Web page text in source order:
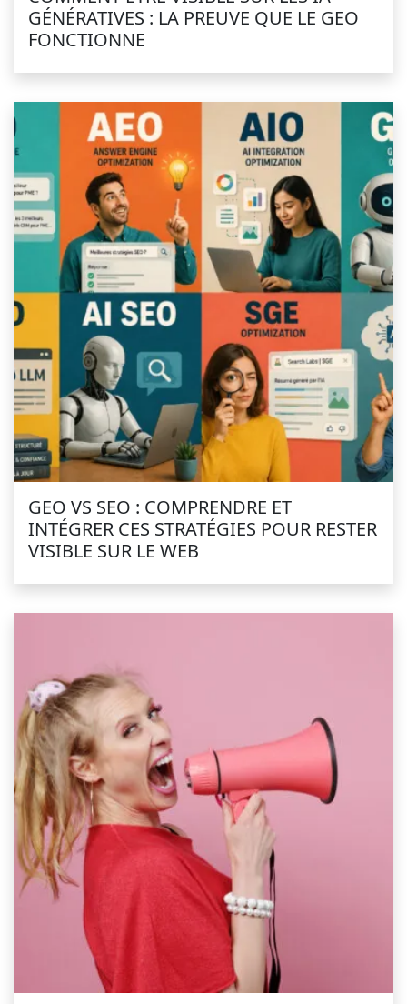
GÉNÉRATIVES : LA PREUVE QUE LE GEO
FONCTIONNE
GEO VS SEO : COMPRENDRE ET
INTÉGRER CES STRATÉGIES POUR RESTER
VISIBLE SUR LE WEB